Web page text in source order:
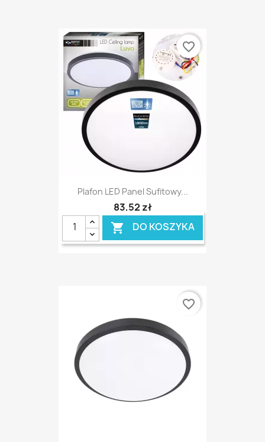
Plafon LED Panel Sufitowy...
83,52 zł
 DO KOSZYKA
favorite_border
favorite_border